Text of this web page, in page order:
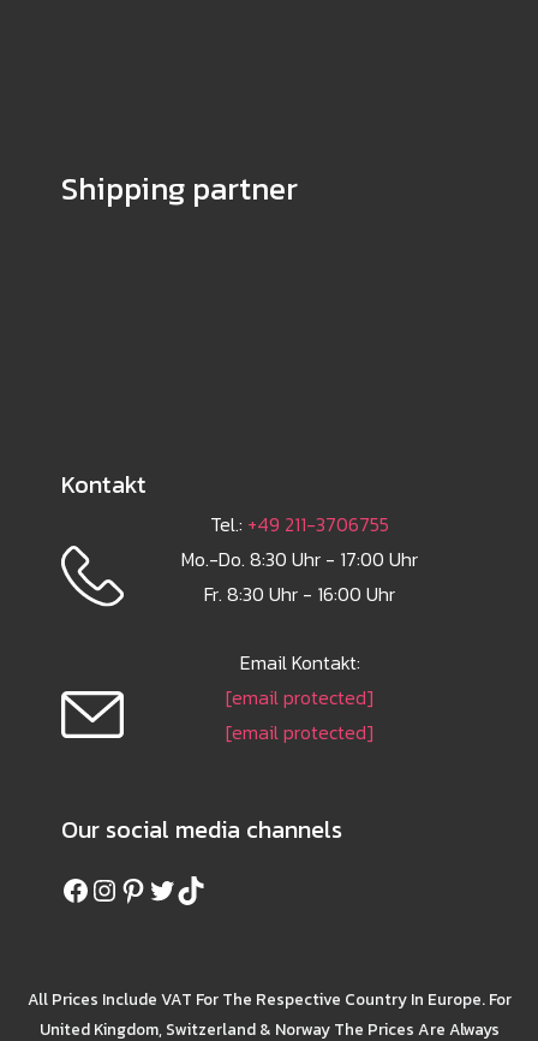
Shipping partner
Kontakt
Tel.: +49 211-3706755
Mo.-Do. 8:30 Uhr - 17:00 Uhr
Fr. 8:30 Uhr - 16:00 Uhr
Email Kontakt:
[email protected]
[email protected]
Our social media channels
Facebook
Instagram
Pinterest
Twitter
TikTok
All Prices Include VAT For The Respective Country In Europe. For
United Kingdom, Switzerland & Norway The Prices Are Always